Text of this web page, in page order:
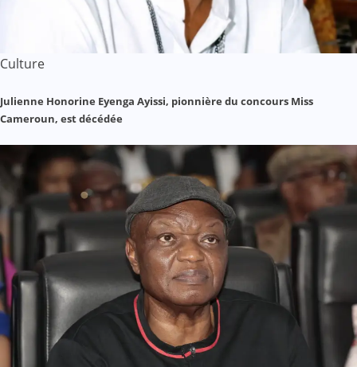
Culture
Julienne Honorine Eyenga Ayissi, pionnière du concours Miss
Cameroun, est décédée